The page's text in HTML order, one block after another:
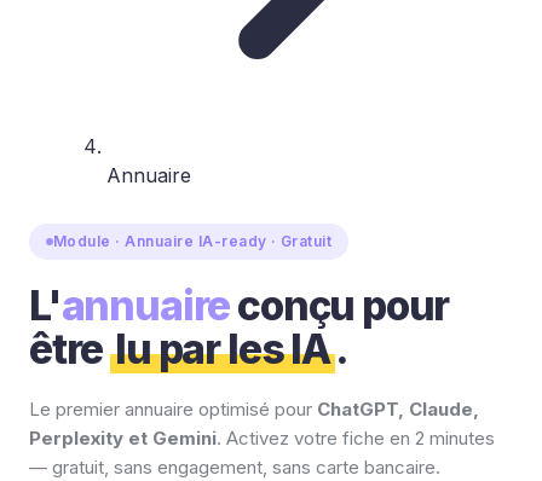
Annuaire
Module · Annuaire IA-ready · Gratuit
L'annuaireconçu pour
êtrelu par les IA.
Le premier annuaire optimisé pour ChatGPT, Claude,
Perplexity et Gemini. Activez votre fiche en 2 minutes
— gratuit, sans engagement, sans carte bancaire.